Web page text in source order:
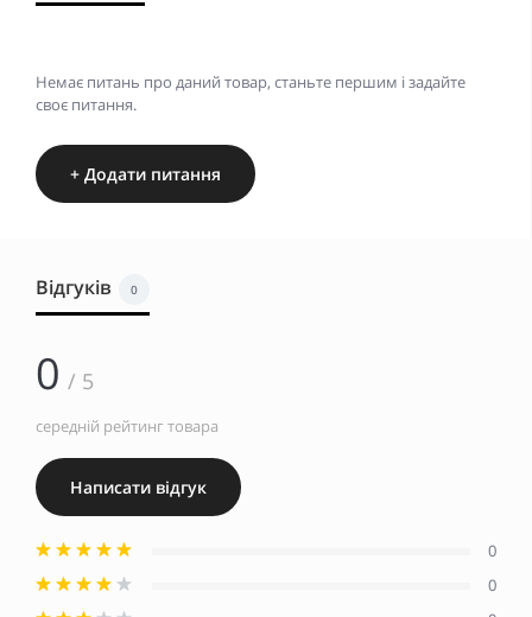
Немає питань про даний товар, станьте першим і задайте
своє питання.
+ Додати питання
Відгуків 0
0 / 5
середній рейтинг товара
Написати відгук
0
0